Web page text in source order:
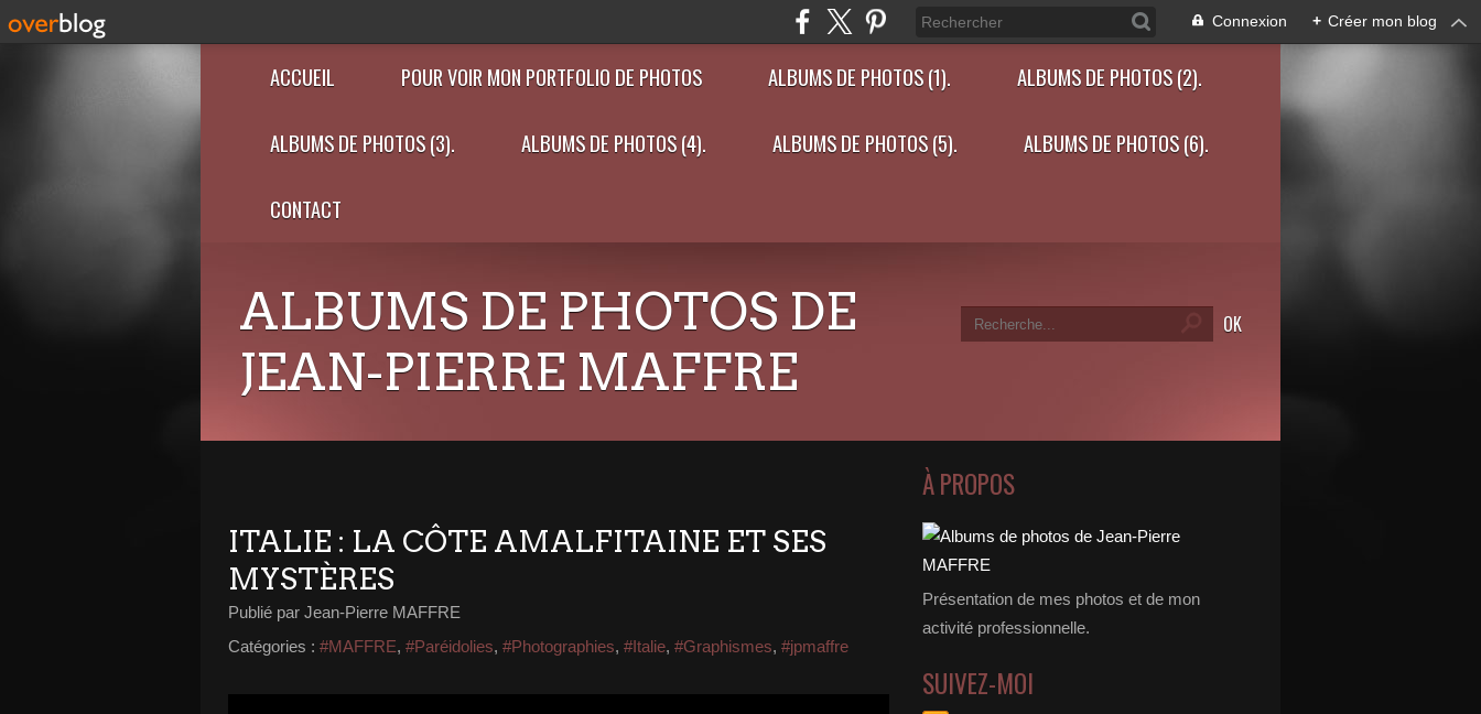
Connexion + Créer mon blog
ACCUEIL POUR VOIR MON PORTFOLIO DE PHOTOS ALBUMS DE PHOTOS (1). ALBUMS DE PHOTOS (2).
ALBUMS DE PHOTOS (3). ALBUMS DE PHOTOS (4). ALBUMS DE PHOTOS (5). ALBUMS DE PHOTOS (6).
CONTACT
ALBUMS DE PHOTOS DE
JEAN-PIERRE MAFFRE
ITALIE : LA CÔTE AMALFITAINE ET SES
MYSTÈRES
Publié par Jean-Pierre MAFFRE
Catégories : #MAFFRE, #Paréidolies, #Photographies, #Italie, #Graphismes, #jpmaffre
À PROPOS
Présentation de mes photos et de mon
activité professionnelle.
SUIVEZ-MOI